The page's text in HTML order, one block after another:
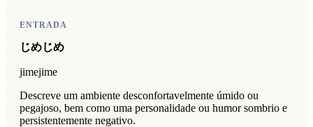
ENTRADA
じめじめ
jimejime
Descreve um ambiente desconfortavelmente úmido ou
pegajoso, bem como uma personalidade ou humor sombrio e
persistentemente negativo.